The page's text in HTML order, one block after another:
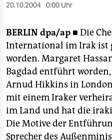
wahrheit
verlag
verlag
veranstaltungen
shop
fragen & hilfe
20.10.2004 0:00 Uhr
BERLIN dpa/ap ■ Die
International im Irak ist
worden. Margaret
Bagdad entführt worden,
Arnud Hikkins in
mit einem Iraker
im Land und hat die
Die Motive der
Sprecher des